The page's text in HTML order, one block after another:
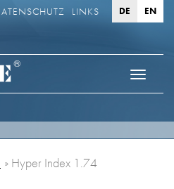
LINKS DE EN
Toggle
Hyper Index 1.74